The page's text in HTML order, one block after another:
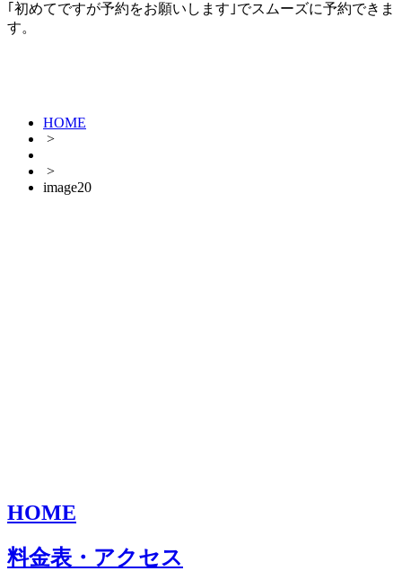
｢初めてですが予約をお願いします｣でスムーズに予約できま
す。
HOME
>
>
image20
HOME
料金表・アクセス